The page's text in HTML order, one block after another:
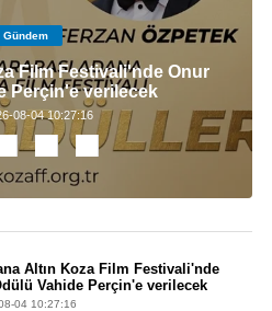
Gündem
Film Festivali'nde Onur
Perçin'e verilecek
08-04 10:27:16
Altın Koza Film Festivali'nde
Vahide Perçin'e verilecek
04 10:27:16